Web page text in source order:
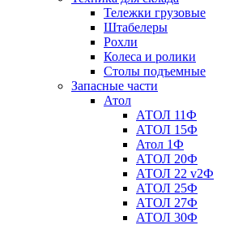
Тележки грузовые
Штабелеры
Рохли
Колеса и ролики
Столы подъемные
Запасные части
Атол
АТОЛ 11Ф
АТОЛ 15Ф
Атол 1Ф
АТОЛ 20Ф
АТОЛ 22 v2Ф
АТОЛ 25Ф
АТОЛ 27Ф
АТОЛ 30Ф